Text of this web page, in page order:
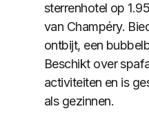
sterrenhotel op
van Champéry.
ontbijt, een
Beschikt over
activiteiten en is
als gezinnen.